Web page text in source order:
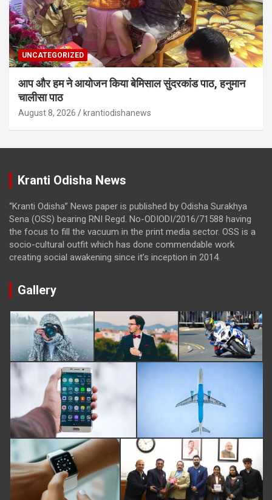
UNCATEGORIZED
आप और हम ने आयोजन किया बेमिसाल सुंदरकांड पाठ, हनुमान
चालीसा पाठ
August 8, 2026 krantiodishanews
Kranti Odisha News
“Kranti Odisha” News paper is published by Odisha Surakhya
Sena (OSS) bearing RNI Regd. No-ODIODI/2016/71588 having
the focus to fill the vacuum in the print media sector. OSS is a
socio-cultural outfit which has done commendable work
creating social awakening since it’s inception in 2014.
Gallery